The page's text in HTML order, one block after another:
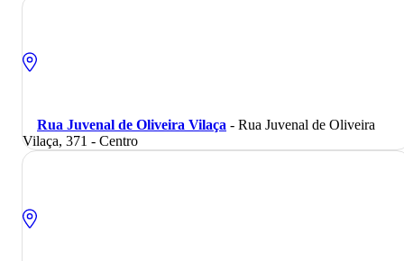
Rua Juvenal de Oliveira Vilaça - Rua Juvenal de Oliveira
Vilaça, 371 - Centro